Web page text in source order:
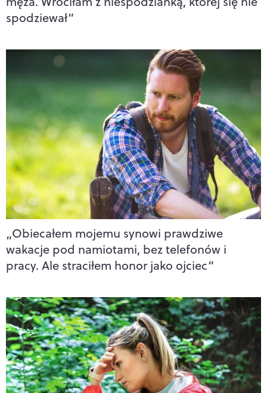
spodziewał”
„Obiecałem mojemu synowi prawdziwe
wakacje pod namiotami, bez telefonów i
pracy. Ale straciłem honor jako ojciec”